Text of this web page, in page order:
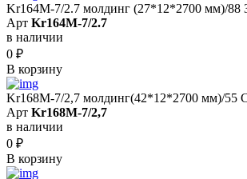
Kr164M-7/2.7 молдинг (27*12*2700
Арт Kr164M-7/2.7
в наличии
0 ₽
В корзину
Kr168M-7/2,7 молдинг(42*12*2700 мм)/
Арт Kr168M-7/2,7
в наличии
0 ₽
В корзину